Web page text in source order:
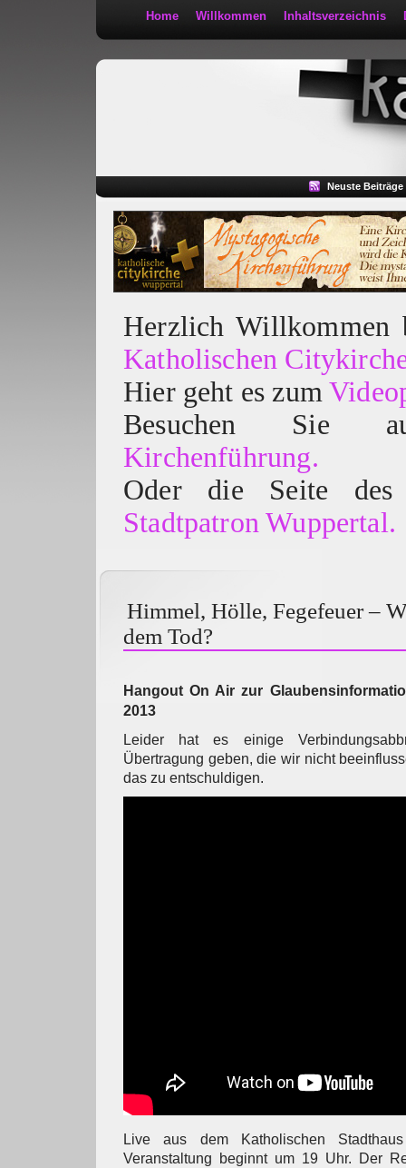
Home Willkommen Inhaltsverzeichnis
Neuste Beiträge
Herzlich
Katholischen
Hier geht es zum
Besuchen
Kirchenführung.
Oder die Seite des
Stadtpatron Wuppertal.
Himmel, Hölle, Fegefeuer –
dem Tod?
Hangout On Air zur
2013
Leider hat es einige
Übertragung geben, die wir nicht
das zu entschuldigen.
Live aus dem Katholischen
Veranstaltung beginnt um 19 Uhr. Der